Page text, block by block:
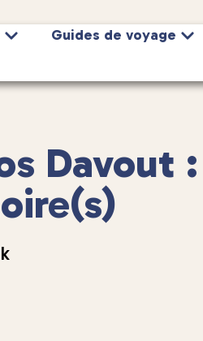
Guides de voyage
Davout